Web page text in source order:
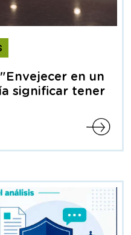
en un
significar tener